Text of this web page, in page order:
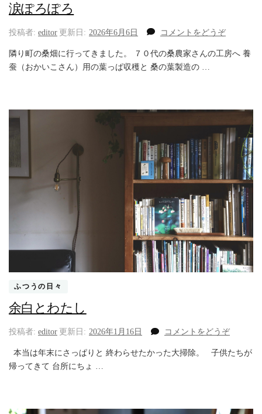
涙ぽろぽろ
投稿者: editor 更新日: 2026年6月6日 コメントをどうぞ(涙
ろ
隣り町の桑畑に行ってきました。 ７０代の桑農家さんの工房へ 養
蚕（おかいこさん）用の葉っぱ収穫と 桑の葉製造の …
ふつうの日々
余白とわたし
投稿者: editor 更新日: 2026年1月16日 コメントをどうぞ(余
と
本当は年末にさっぱりと 終わらせたかった大掃除。 子供たちが
帰ってきて 台所にちょ …